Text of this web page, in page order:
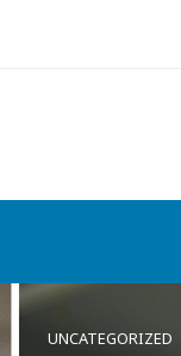
UNCATEGORIZED